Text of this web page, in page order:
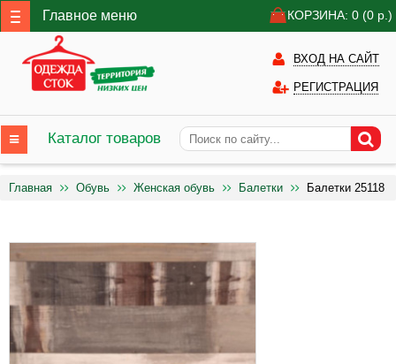
Главное меню КОРЗИНА: 0 (0 р.)
ВХОД НА САЙТ
РЕГИСТРАЦИЯ
Каталог товаров
Главная Обувь Женская обувь Балетки Балетки 25118